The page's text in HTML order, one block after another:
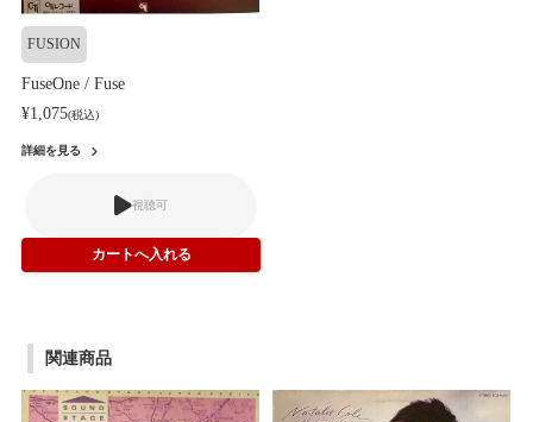
FUSION
FuseOne / Fuse
¥1,075(税込)
詳細を見る
視聴可
関連商品